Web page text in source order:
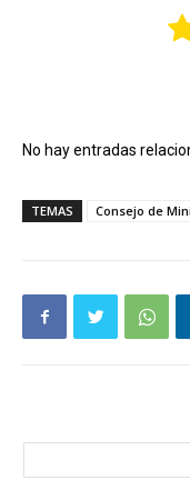
No hay entradas
TEMAS Consejo de